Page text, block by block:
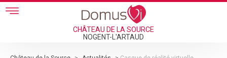
Skip to main content
CHÂTEAU DE LA SOURCE
NOGENT-L'ARTAUD